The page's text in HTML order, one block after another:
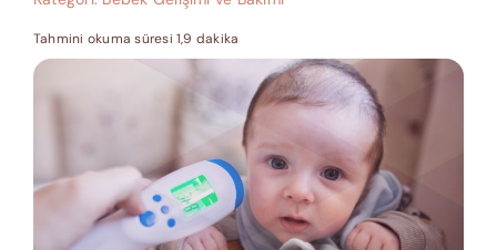
Tahmini okuma süresi 1,9 dakika